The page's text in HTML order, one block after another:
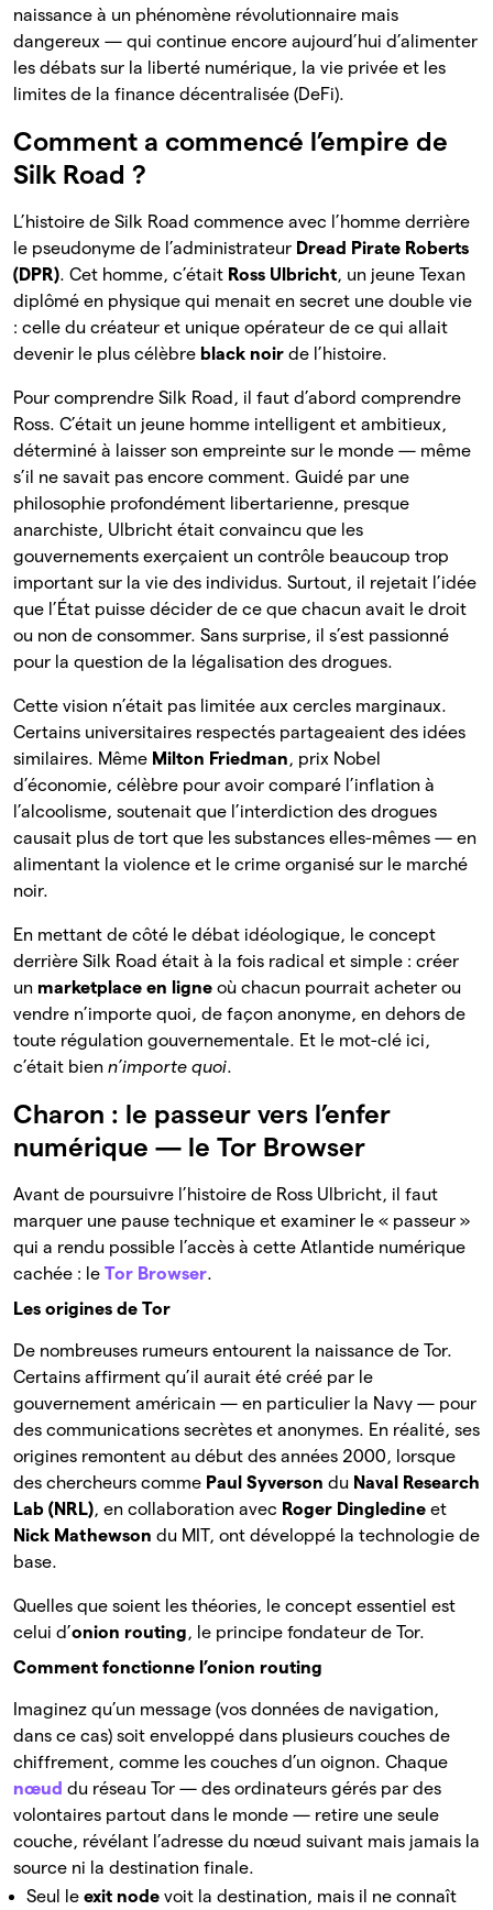
naissance à un phénomène révolutionnaire mais
dangereux — qui continue encore aujourd’hui d’alimenter
les débats sur la liberté numérique, la vie privée et les
limites de la finance décentralisée (DeFi).
Comment a commencé l’empire de
Silk Road ?
L’histoire de Silk Road commence avec l’homme derrière
le pseudonyme de l’administrateur Dread Pirate Roberts
(DPR). Cet homme, c’était Ross Ulbricht, un jeune Texan
diplômé en physique qui menait en secret une double vie
: celle du créateur et unique opérateur de ce qui allait
devenir le plus célèbre black noir de l’histoire.
Pour comprendre Silk Road, il faut d’abord comprendre
Ross. C’était un jeune homme intelligent et ambitieux,
déterminé à laisser son empreinte sur le monde — même
s’il ne savait pas encore comment. Guidé par une
philosophie profondément libertarienne, presque
anarchiste, Ulbricht était convaincu que les
gouvernements exerçaient un contrôle beaucoup trop
important sur la vie des individus. Surtout, il rejetait l’idée
que l’État puisse décider de ce que chacun avait le droit
ou non de consommer. Sans surprise, il s’est passionné
pour la question de la légalisation des drogues.
Cette vision n’était pas limitée aux cercles marginaux.
Certains universitaires respectés partageaient des idées
similaires. Même Milton Friedman, prix Nobel
d’économie, célèbre pour avoir comparé l’inflation à
l’alcoolisme, soutenait que l’interdiction des drogues
causait plus de tort que les substances elles-mêmes — en
alimentant la violence et le crime organisé sur le marché
noir.
En mettant de côté le débat idéologique, le concept
derrière Silk Road était à la fois radical et simple : créer
un marketplace en ligne où chacun pourrait acheter ou
vendre n’importe quoi, de façon anonyme, en dehors de
toute régulation gouvernementale. Et le mot-clé ici,
c’était bien n’importe quoi.
Charon : le passeur vers l’enfer
numérique — le Tor Browser
Avant de poursuivre l’histoire de Ross Ulbricht, il faut
marquer une pause technique et examiner le « passeur »
qui a rendu possible l’accès à cette Atlantide numérique
cachée : le Tor Browser.
Les origines de Tor
De nombreuses rumeurs entourent la naissance de Tor.
Certains affirment qu’il aurait été créé par le
gouvernement américain — en particulier la Navy — pour
des communications secrètes et anonymes. En réalité, ses
origines remontent au début des années 2000, lorsque
des chercheurs comme Paul Syverson du Naval Research
Lab (NRL), en collaboration avec Roger Dingledine et
Nick Mathewson du MIT, ont développé la technologie de
base.
Quelles que soient les théories, le concept essentiel est
celui d’onion routing, le principe fondateur de Tor.
Comment fonctionne l’onion routing
Imaginez qu’un message (vos données de navigation,
dans ce cas) soit enveloppé dans plusieurs couches de
chiffrement, comme les couches d’un oignon. Chaque
nœud du réseau Tor — des ordinateurs gérés par des
volontaires partout dans le monde — retire une seule
couche, révélant l’adresse du nœud suivant mais jamais la
source ni la destination finale.
Seul le exit node voit la destination, mais il ne connaît